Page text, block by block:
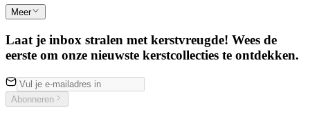
Meer
Laat je inbox stralen met kerstvreugde! Wees de
eerste om onze nieuwste kerstcollecties te ontdekken.
Abonneren